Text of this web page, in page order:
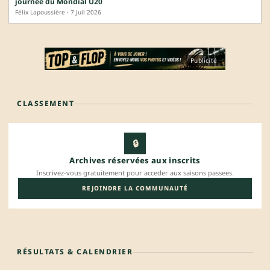
Félix Lapoussière · 7 Juil 2026
Publicité
CLASSEMENT
🔒
Archives réservées aux inscrits
Inscrivez-vous gratuitement pour acceder aux saisons passees.
REJOINDRE LA COMMUNAUTÉ
RÉSULTATS & CALENDRIER